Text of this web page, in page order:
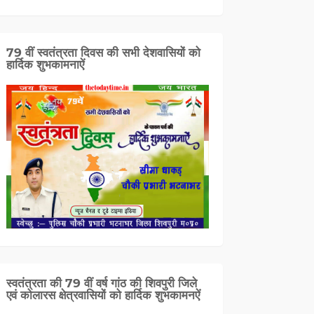
79 वीं स्वतंत्रता दिवस की सभी देशवासियों को
हार्दिक शुभकामनाऐं
स्वतंत्रता की 79 वीं वर्ष गांठ की शिवपुरी जिले
एवं कोलारस क्षेत्रवासियों को हार्दिक शुभकामनऐं